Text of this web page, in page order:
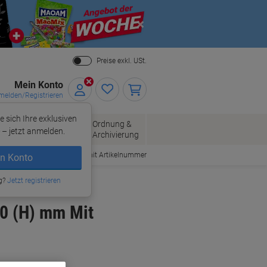
Close
Preise exkl. USt.
Mein Konto
Registrieren
sich Ihre exklusiven
jetzt anmelden.
Konto
Jetzt registrieren
Bürobedarf
Ordnung &
Archivierung
Bestellen mit Artikelnummer
(H) mm Mit